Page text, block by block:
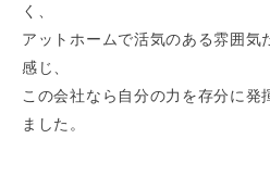
く、
アットホームで活気のある雰囲気
感じ、
この会社なら自分の力を存分に発
ました。